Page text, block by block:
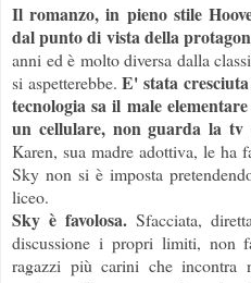
Il romanzo, in pieno stile
dal punto di vista della
anni ed è molto diversa dalla
si aspetterebbe.E' stata
tecnologia sa il male
un cellulare, non guarda la tv
Karen, sua madre adottiva, le ha
Sky non si è imposta
liceo.
Sky è favolosa.Sfacciata,
discussione i propri limiti, non
ragazzi più carini che incontra